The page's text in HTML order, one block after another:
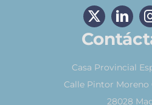
Casa Provincial
Calle Pintor Moreno
28028